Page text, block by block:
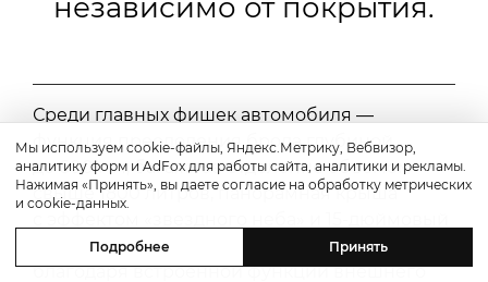
независимо от покрытия.
Среди главных фишек автомобиля —
функция преодоления брода глубиной
до 600 мм, багажное отделение объемом
свыше 1800 литров, панорамная крыша
мультимедийный дисплей. Кроме того,
благодаря встроенной функции внешнего
Мы используем cookie-файлы, Яндекс.Метрику, Вебвизор,
аналитику форм и AdFox для работы сайта, аналитики и рекламы.
Нажимая «Принять», вы даете согласие на обработку метрических
и cookie-данных.
Подробнее Принять